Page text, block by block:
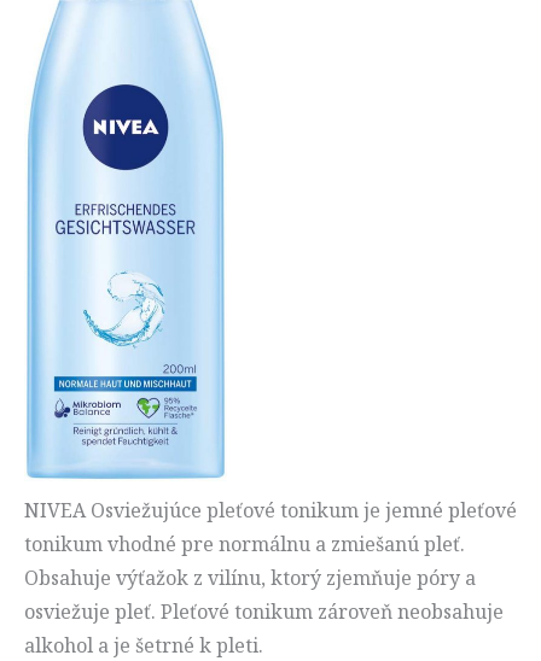
NIVEA Osviežujúce pleťové tonikum je jemné pleťové
tonikum vhodné pre normálnu a zmiešanú pleť.
Obsahuje výťažok z vilínu, ktorý zjemňuje póry a
osviežuje pleť. Pleťové tonikum zároveň neobsahuje
alkohol a je šetrné k pleti.